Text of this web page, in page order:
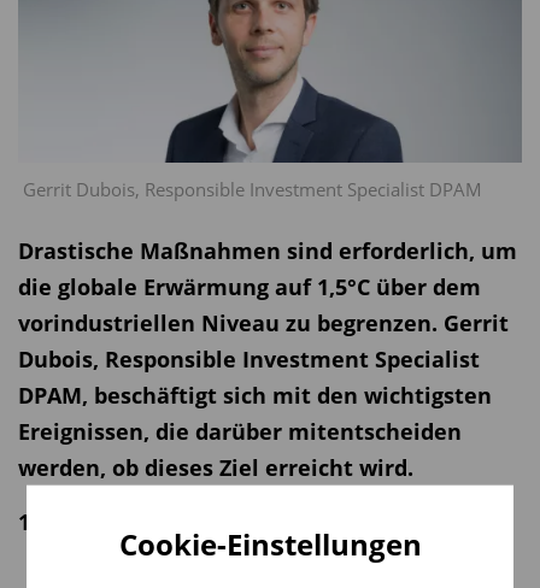
Cookie-Einstellungen
Gerrit Dubois, Responsible Investment Specialist DPAM
Drastische Maßnahmen sind erforderlich, um
die globale Erwärmung auf 1,5°C über dem
vorindustriellen Niveau zu begrenzen. Gerrit
Dubois, Responsible Investment Specialist
DPAM, beschäftigt sich mit den wichtigsten
Ereignissen, die darüber mitentscheiden
werden, ob dieses Ziel erreicht wird.
10.04.2024 | 09:55 Uhr